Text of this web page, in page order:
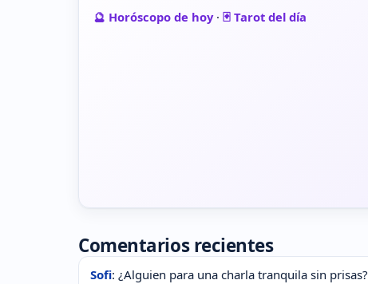
🔮 Horóscopo de hoy· 🃏 Tarot del día
Comentarios recientes
Sofi: ¿Alguien para una charla tranquila sin prisas?